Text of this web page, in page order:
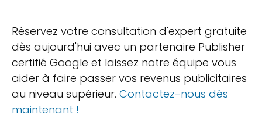
Réservez votre consultation d'expert gratuite
dès aujourd'hui avec un partenaire Publisher
certifié Google et laissez notre équipe vous
aider à faire passer vos revenus publicitaires
au niveau supérieur. Contactez-nous dès
maintenant !